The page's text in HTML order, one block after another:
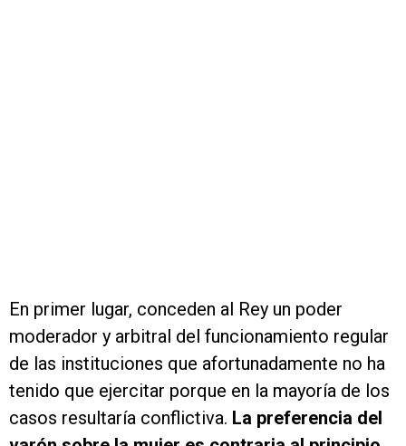
En primer lugar, conceden al Rey un poder
moderador y arbitral del funcionamiento regular
de las instituciones que afortunadamente no ha
tenido que ejercitar porque en la mayoría de los
casos resultaría conflictiva. La preferencia del